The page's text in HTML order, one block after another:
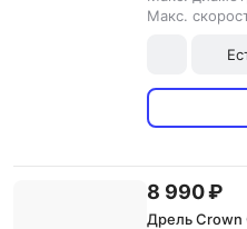
Макс.
8 990 ₽
Дрель Crown